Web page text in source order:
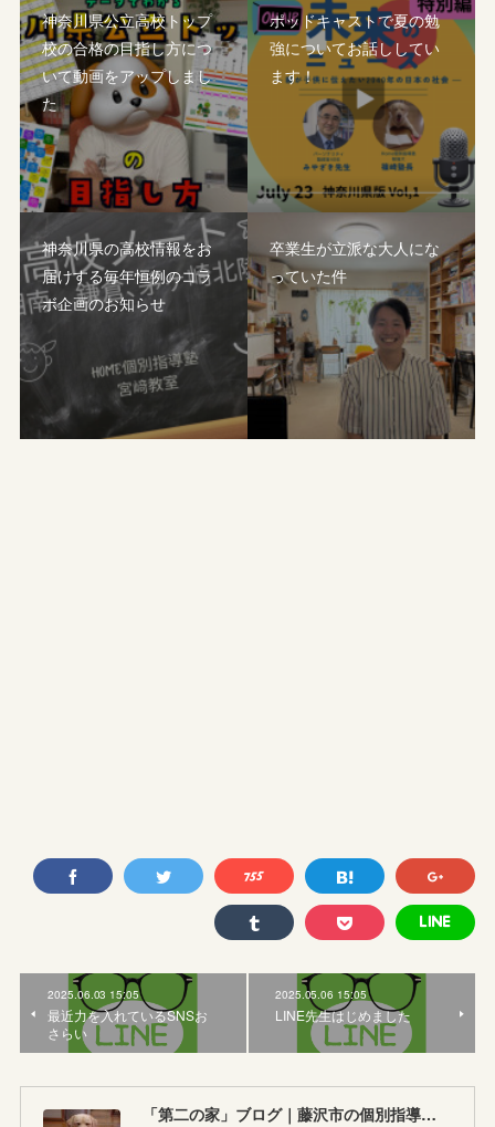
神奈川県公立高校トップ
校の合格の目指し方につ
いて動画をアップしまし
た
ポッドキャストで夏の勉
強についてお話ししてい
ます！
神奈川県の高校情報をお
届けする毎年恒例のコラ
ボ企画のお知らせ
卒業生が立派な大人にな
っていた件
2025.06.03 15:05
最近力を入れているSNSお
さらい
2025.05.06 15:05
LINE先生はじめました
「第二の家」ブログ｜藤沢市の個別指導塾のお話